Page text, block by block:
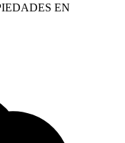
EN